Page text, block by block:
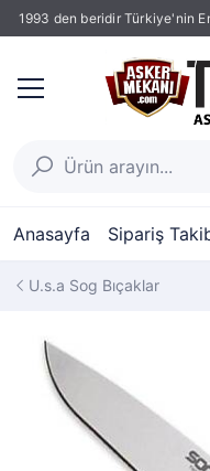
1993 den beridir Türkiye'nin
Anasayfa Sipariş
U.s.a Sog Bıçaklar